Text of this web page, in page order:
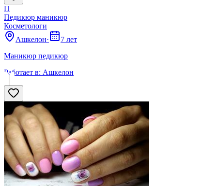
П
Педикюр маникюр
Косметологи
Ашкелон·
7 лет
Маникюр педикюр
Работает в: Ашкелон